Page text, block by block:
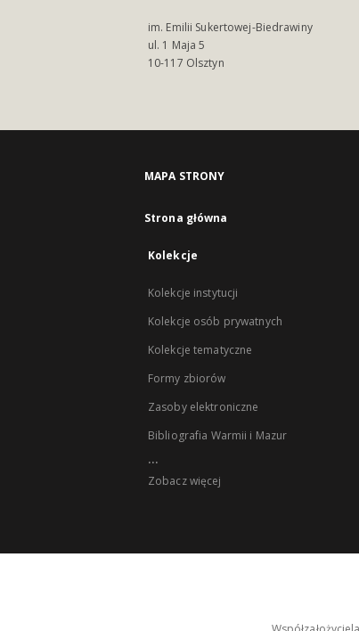
im. Emilii Sukertowej-Biedrawiny
ul. 1 Maja 5
10-117 Olsztyn
MAPA STRONY
Strona główna
Kolekcje
Kolekcje instytucji
Kolekcje osób prywatnych
Kolekcje tematyczne
Formy zbiorów
Zasoby elektroniczne
Bibliografia Warmii i Mazur
...
Zobacz więcej